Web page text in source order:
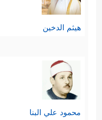
هيثم الدخين
محمود علي البنا